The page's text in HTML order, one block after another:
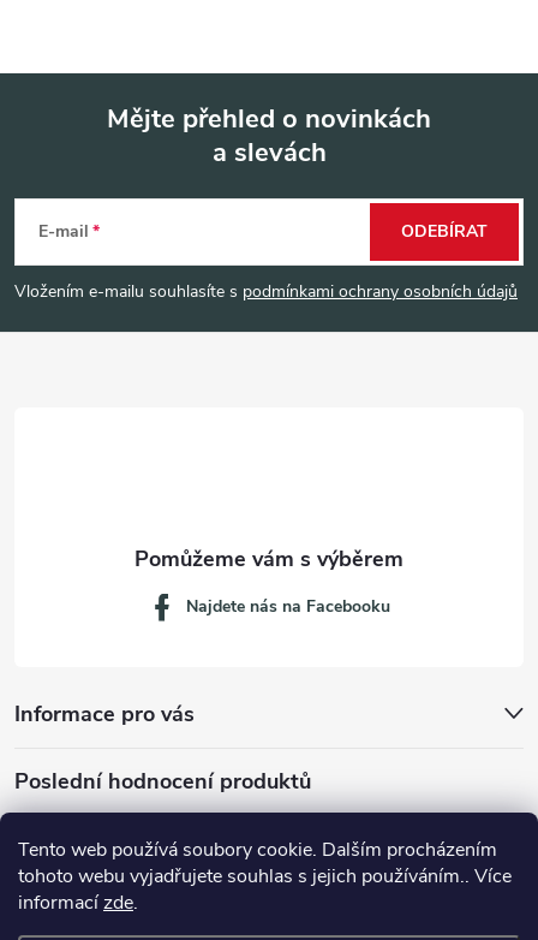
Tento web používá soubory cookie. Dalším procházením
tohoto webu vyjadřujete souhlas s jejich používáním.. Více
informacízde.
p
Mějte přehled o novinkách
a slevách
E-mail
Vložením e-mailu souhlasíte s podmínkami ochrany osobních údajů
ODEBÍRAT
Informace pro vás
Najdete nás na Facebooku
Poslední hodnocení produktů
Dávkovací lžička na mletou kávu 53132C8134